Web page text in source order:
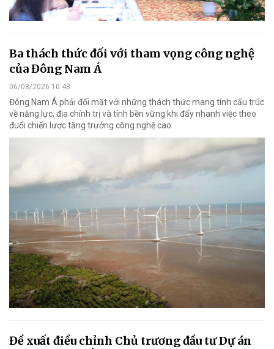
Ba thách thức đối với tham vọng công nghệ
của Đông Nam Á
06/08/2026 10:48
Đông Nam Á phải đối mặt với những thách thức mang tính cấu trúc
về năng lực, địa chính trị và tính bền vững khi đẩy nhanh việc theo
đuổi chiến lược tăng trưởng công nghệ cao.
Đề xuất điều chỉnh Chủ trương đầu tư Dự án